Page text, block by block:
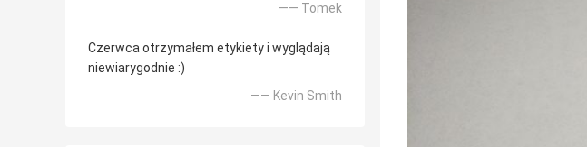
—— Tomek
Czerwca otrzymałem etykiety i wyglądają
niewiarygodnie :)
—— Kevin Smith